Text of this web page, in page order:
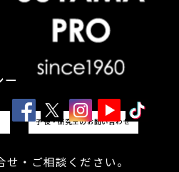
ー
子役・研究生のお問い合わせ
・ご相談ください。